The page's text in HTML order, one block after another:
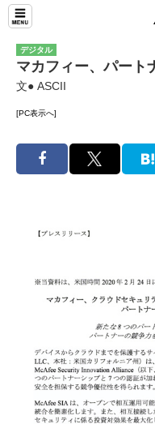
デジタル
マカフィー、パート
文● ASCII
[PC表示へ]